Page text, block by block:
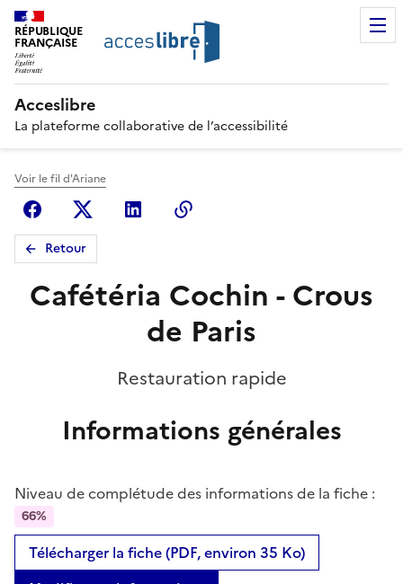
RÉPUBLIQUE
FRANÇAISE
Acceslibre
La plateforme collaborative de l’accessibilité
Voir le fil d'Ariane
FacebookX (anciennement Twitter)
Linkedin
Retour
Cafétéria Cochin - Crous
de Paris
Restauration rapide
Informations générales
Niveau de complétude des informations de la fiche :
66%
Télécharger la fiche (PDF, environ 35 Ko)